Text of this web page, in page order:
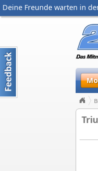
Deine Freunde warten in